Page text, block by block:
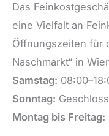
Das
eine Vielfalt an
Öffnungszeiten für
Naschmarkt“ in
Samstag:
Sonntag:
Montag bis Freitag: